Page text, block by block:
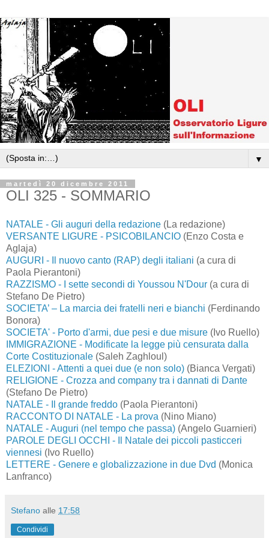
▼
martedì 20 dicembre 2011
OLI 325 - SOMMARIO
NATALE - Gli auguri della redazione (La redazione)
VERSANTE LIGURE - PSICOBILANCIO (Enzo Costa e
Aglaja)
AUGURI - Il nuovo canto (RAP) degli italiani (a cura di
Paola Pierantoni)
RAZZISMO - I sette secondi di Youssou N'Dour (a cura di
Stefano De Pietro)
SOCIETA’ – La marcia dei fratelli neri e bianchi (Ferdinando
Bonora)
SOCIETA' - Porto d'armi, due pesi e due misure (Ivo Ruello)
IMMIGRAZIONE - Modificate la legge più censurata dalla
Corte Costituzionale (Saleh Zaghloul)
ELEZIONI - Attenti a quei due (e non solo) (Bianca Vergati)
RELIGIONE - Crozza and company tra i dannati di Dante
(Stefano De Pietro)
NATALE - Il grande freddo (Paola Pierantoni)
RACCONTO DI NATALE - La prova (Nino Miano)
NATALE - Auguri (nel tempo che passa) (Angelo Guarnieri)
PAROLE DEGLI OCCHI - Il Natale dei piccoli pasticceri
viennesi (Ivo Ruello)
LETTERE - Genere e globalizzazione in due Dvd (Monica
Lanfranco)
Stefano alle 17:58
Condividi